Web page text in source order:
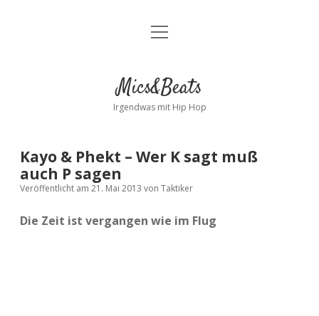
Kontakt
facebookinstagram
bandcamp
spotify
Menü
Mics&Beats
Irgendwas mit Hip Hop
Kayo & Phekt – Wer K sagt muß
auch P sagen
Veröffentlicht am 21. Mai 2013 von Taktiker
Die Zeit ist vergangen wie im Flug